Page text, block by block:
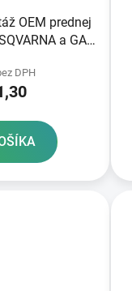
OEM prednej
a GAS
DPH